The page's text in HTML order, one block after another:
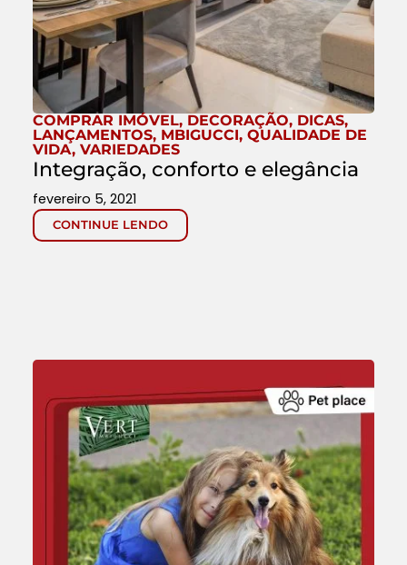
COMPRAR IMÓVEL, DECORAÇÃO, DICAS,
LANÇAMENTOS, MBIGUCCI, QUALIDADE DE
VIDA, VARIEDADES
Integração, conforto e elegância
CONTINUE LENDO
fevereiro 5, 2021